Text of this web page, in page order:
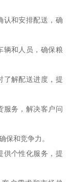
认和安排配送，确
辆和人员，确保粮
了解配送进度，提
服务，解决客户问
保和竞争力。
供个性化服务，提